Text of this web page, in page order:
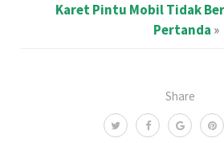
Share
Karet Pintu Mobil Tidak
Pertanda »